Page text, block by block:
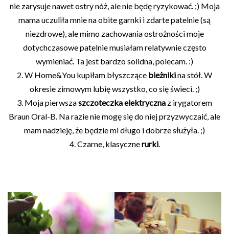
nie zarysuje nawet ostry nóż, ale nie będę ryzykować. ;) Moja
mama uczuliła mnie na obite garnki i zdarte patelnie (są
niezdrowe), ale mimo zachowania ostrożności moje
dotychczasowe patelnie musiałam relatywnie często
wymieniać. Ta jest bardzo solidna, polecam. :)
2. W Home&You kupiłam błyszczące bieżnikina stół. W
okresie zimowym lubię wszystko, co się świeci. ;)
3. Moja pierwszaszczoteczka elektryczna z irygatorem
Braun Oral-B. Na razie nie mogę się do niej przyzwyczaić, ale
mam nadzieję, że będzie mi długo i dobrze służyła. ;)
4. Czarne, klasycznerurki.